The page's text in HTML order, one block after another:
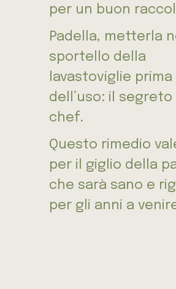
per un buon
Padella, metterla
sportello della
lavastoviglie prima
dell’uso: il
chef.
Questo rimedio
per il giglio della
che sarà sano e
per gli anni a